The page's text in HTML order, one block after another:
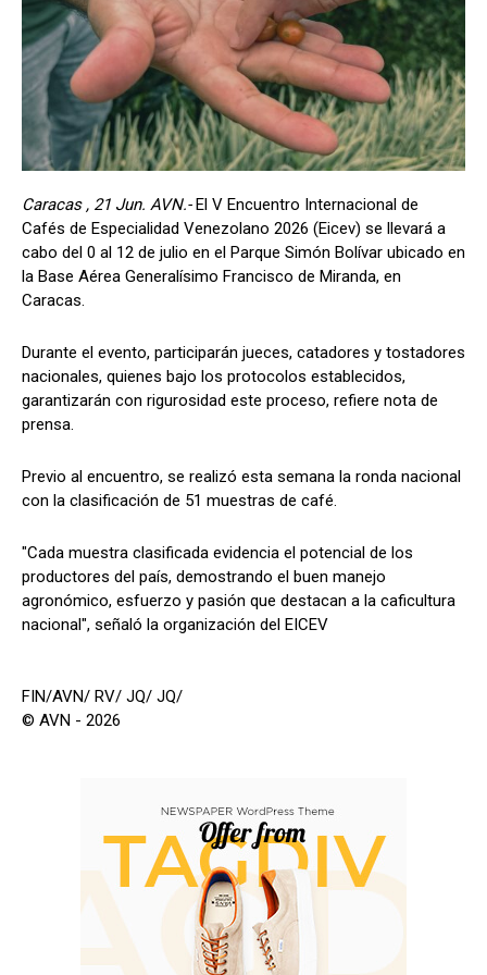
Caracas , 21 Jun. AVN.-El V Encuentro Internacional de
Cafés de Especialidad Venezolano 2026 (Eicev) se llevará a
cabo del 0 al 12 de julio en el Parque Simón Bolívar ubicado en
la Base Aérea Generalísimo Francisco de Miranda, en
Caracas.
Durante el evento, participarán jueces, catadores y tostadores
nacionales, quienes bajo los protocolos establecidos,
garantizarán con rigurosidad este proceso, refiere nota de
prensa.
Previo al encuentro, se realizó esta semana la ronda nacional
con la clasificación de 51 muestras de café.
"Cada muestra clasificada evidencia el potencial de los
productores del país, demostrando el buen manejo
agronómico, esfuerzo y pasión que destacan a la caficultura
nacional", señaló la organización del EICEV
FIN/AVN/ RV/ JQ/ JQ/
© AVN - 2026